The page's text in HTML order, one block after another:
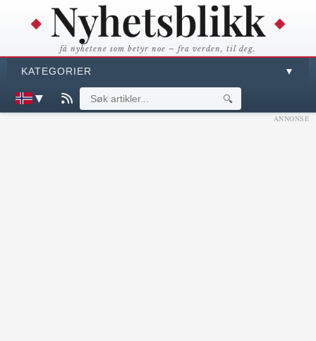
få nyhetene som betyr noe – fra verden, til deg.
KATEGORIER ▼
▼ 🔍
ANNONSE